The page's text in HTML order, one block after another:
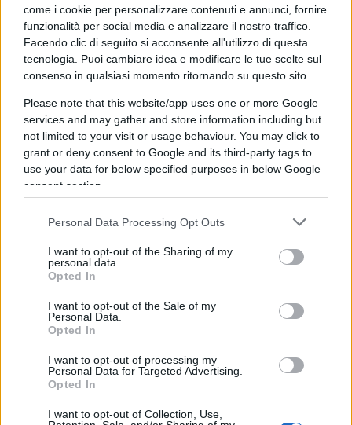
come i cookie per personalizzare contenuti e annunci, fornire
funzionalità per social media e analizzare il nostro traffico.
Facendo clic di seguito si acconsente all'utilizzo di questa
tecnologia. Puoi cambiare idea e modificare le tue scelte sul
consenso in qualsiasi momento ritornando su questo sito
Please note that this website/app uses one or more Google
services and may gather and store information including but
not limited to your visit or usage behaviour. You may click to
grant or deny consent to Google and its third-party tags to
use your data for below specified purposes in below Google
consent section.
Personal Data Processing Opt Outs
I want to opt-out of the Sharing of my
personal data.
Opted In
I want to opt-out of the Sale of my
Personal Data.
Opted In
I want to opt-out of processing my
Personal Data for Targeted Advertising.
Opted In
I want to opt-out of Collection, Use,
Donald Trump, a bordo dell’Air Force One, ha
commentato l’accaduto definendolo “una cosa
orribile“, aggiungendo però che “mi hanno detto
che si è trattato di un errore”. Le sue dichiarazioni
hanno suscitato reazioni contrastanti: il ministro
degli Esteri italiano Antonio Tajani ha risposto che
nessuna invasione può essere considerata un
errore, poiché rientra in una strategia mirata di
aggressione contro un Paese indipendente.
Condanna della comunità
internazionale
Il cancelliere tedescoFriedrich
classificato l’attacco come un crimine di guerra,
mentre la ministra franceseJean-Noël Barrot
sottolineato che questo evento conferma il
disprezzo della Russia per la vita umana e le
norme internazionali. Altre reazioni significative